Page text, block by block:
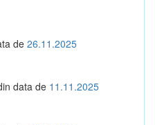
de 26.11.2025
data de 11.11.2025